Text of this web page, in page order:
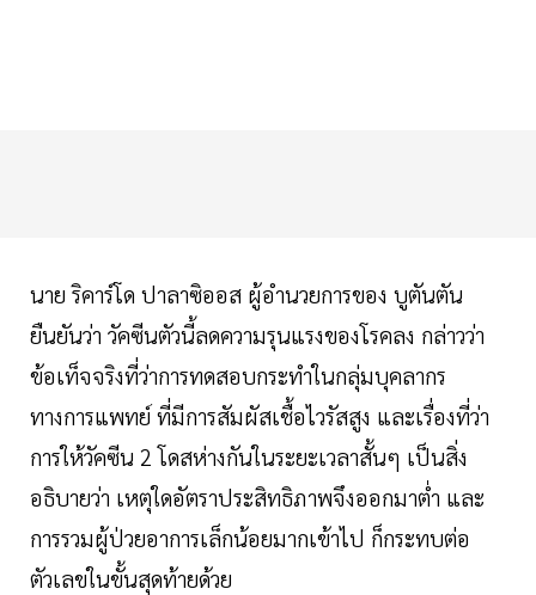
นาย ริคาร์โด ปาลาซิออส ผู้อำนวยการของ บูตันตัน
ยืนยันว่า วัคซีนตัวนี้ลดความรุนแรงของโรคลง กล่าวว่า
ข้อเท็จจริงที่ว่าการทดสอบกระทำในกลุ่มบุคลากร
ทางการแพทย์ ที่มีการสัมผัสเชื้อไวรัสสูง และเรื่องที่ว่า
การให้วัคซีน 2 โดสห่างกันในระยะเวลาสั้นๆ เป็นสิ่ง
อธิบายว่า เหตุใดอัตราประสิทธิภาพจึงออกมาต่ำ และ
การรวมผู้ป่วยอาการเล็กน้อยมากเข้าไป ก็กระทบต่อ
ตัวเลขในขั้นสุดท้ายด้วย